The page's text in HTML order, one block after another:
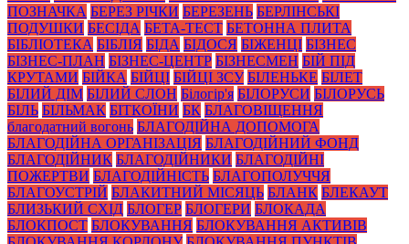
ПОЗНАЧКА БЕРЕЗ РІЧКИ БЕРЕЗЕНЬ БЕРЛІНСЬКІ
ПОДУШКИ БЕСІДА БЕТА-ТЕСТ БЕТОННА ПЛИТА
БІБЛІОТЕКА БІБЛІЯ БІДА БІДОСЯ БІЖЕНЦІ БІЗНЕС
БІЗНЕС-ПЛАН БІЗНЕС-ЦЕНТР БІЗНЕСМЕН БІЙ ПІД
КРУТАМИ БІЙКА БІЙЦІ БІЙЦІ ЗСУ БІЛЕНЬКЕ БІЛЕТ
БІЛИЙ ДІМ БІЛИЙ СЛОН Білогір'я БІЛОРУСИ БІЛОРУСЬ
БІЛЬ БІЛЬМАК БІТКОЇНИ БК БЛАГОВІЩЕННЯ
благодатний вогонь БЛАГОДІЙНА ДОПОМОГА
БЛАГОДІЙНА ОРГАНІЗАЦІЯ БЛАГОДІЙНИЙ ФОНД
БЛАГОДІЙНИК БЛАГОДІЙНИКИ БЛАГОДІЙНІ
ПОЖЕРТВИ БЛАГОДІЙНІСТЬ БЛАГОПОЛУЧЧЯ
БЛАГОУСТРІЙ БЛАКИТНИЙ МІСЯЦЬ БЛАНК БЛЕКАУТ
БЛИЗЬКИЙ СХІД БЛОГЕР БЛОГЕРИ БЛОКАДА
БЛОКПОСТ БЛОКУВАННЯ БЛОКУВАННЯ АКТИВІВ